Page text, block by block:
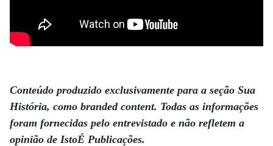
Conteúdo produzido exclusivamente para a seção Sua
História, como branded content. Todas as informações
foram fornecidas pelo entrevistado e não refletem a
opinião de IstoÉ Publicações.